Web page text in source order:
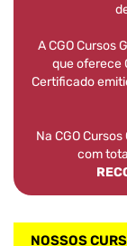
A CGO Cursos
que oferece
Certificado
Na CGO
com
NOSSOS